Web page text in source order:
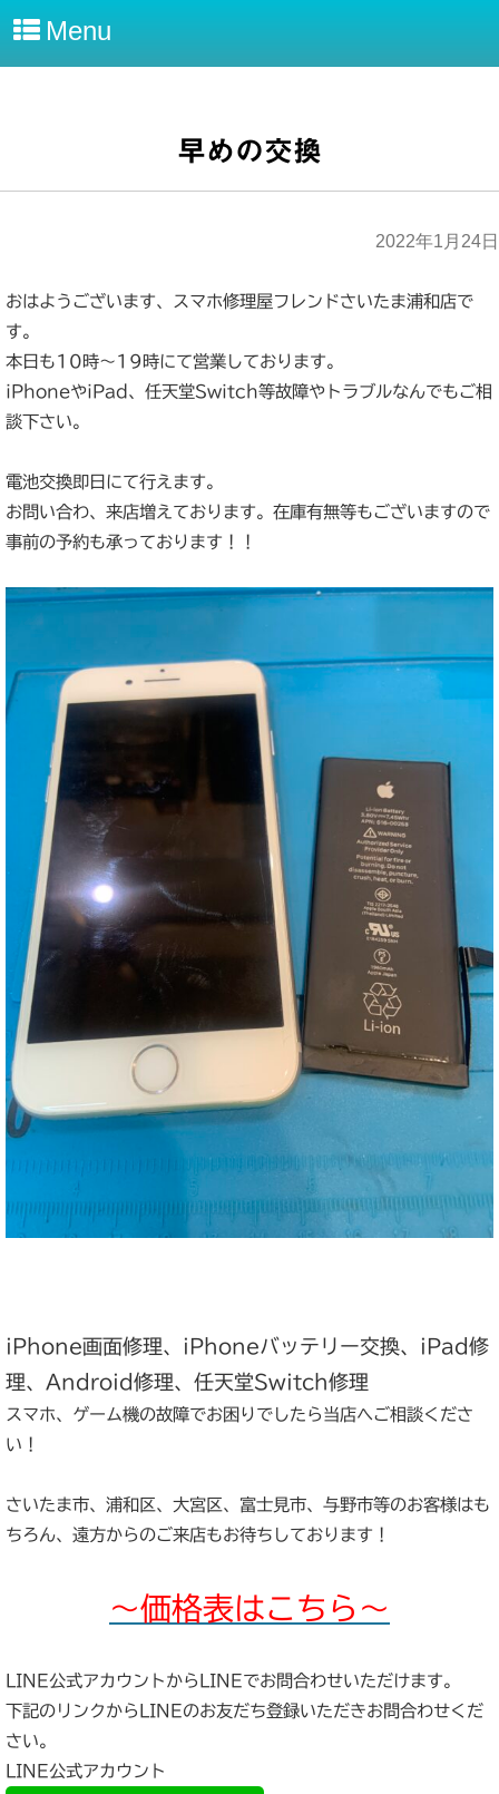
Menu
早めの交換
2022年1月24日
おはようございます、スマホ修理屋フレンドさいたま浦和店で
す。
本日も10時～19時にて営業しております。
iPhoneやiPad、任天堂Switch等故障やトラブルなんでもご相
談下さい。
電池交換即日にて行えます。
お問い合わ、来店増えております。在庫有無等もございますので
事前の予約も承っております！！
iPhone画面修理、iPhoneバッテリー交換、iPad修
理、Android修理、任天堂Switch修理
スマホ、ゲーム機の故障でお困りでしたら当店へご相談くださ
い！
さいたま市、浦和区、大宮区、富士見市、与野市等のお客様はも
ちろん、遠方からのご来店もお待ちしております！
～価格表はこちら～
LINE公式アカウントからLINEでお問合わせいただけます。
下記のリンクからLINEのお友だち登録いただきお問合わせくだ
さい。
LINE公式アカウント